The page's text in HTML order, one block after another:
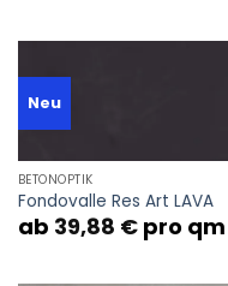
Neu
BETONOPTIK
Fondovalle Res Art LAVA
ab 39,88 €pro qm